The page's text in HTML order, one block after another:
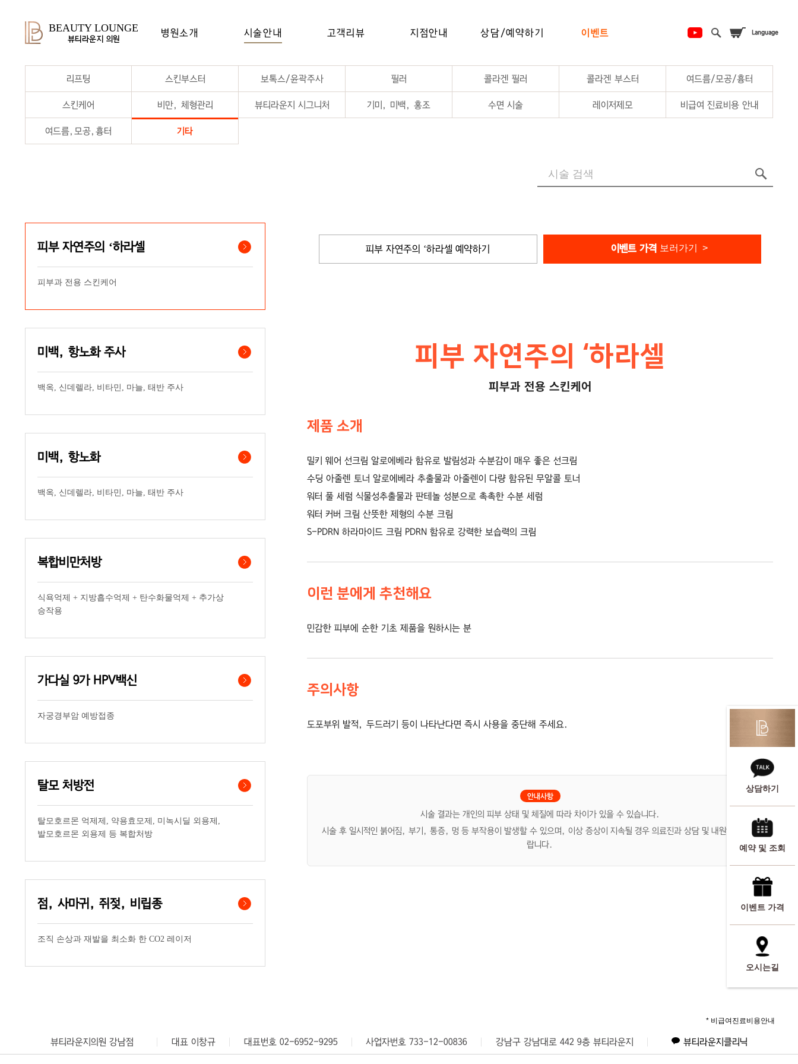
BEAUTY LOUNGE
뷰티라운지 의원
병원소개 시술안내 고객리뷰 지점안내 상담/예약하기 이벤트
리프팅 스킨부스터 보톡스/윤곽주사 필러 콜라겐 필러 콜라겐 부스터 여드름/모공/흉터
스킨케어 비만, 체형관리 뷰티라운지 시그니처 기미, 미백, 홍조 수면 시술 레이저제모 비급여 진료비용 안내
여드름,모공,흉터 기타
피부 자연주의 ‘하라셀
피부과 전용 스킨케어
미백, 항노화 주사
백옥, 신데렐라, 비타민, 마늘, 태반 주사
미백, 항노화
백옥, 신데렐라, 비타민, 마늘, 태반 주사
복합비만처방
식욕억제 + 지방흡수억제 + 탄수화물억제 + 추가상
승작용
가다실 9가 HPV백신
자궁경부암 예방접종
탈모 처방전
탈모호르몬 억제제, 약용효모제, 미녹시딜 외용제,
발모호르몬 외용제 등 복합처방
점, 사마귀, 쥐젖, 비립종
조직 손상과 재발을 최소화 한 CO2 레이저
피부 자연주의 ‘하라셀 예약하기 이벤트 가격 보러가기 >
피부 자연주의 ‘하라셀
피부과 전용 스킨케어
제품 소개
밀키 웨어 선크림 알로에베라 함유로 발림성과 수분감이 매우 좋은 선크림
수딩 아줄렌 토너 알로에베라 추출물과 아줄렌이 다량 함유된 무알콜 토너
워터 풀 세럼 식물성추출물과 판테놀 성분으로 촉촉한 수분 세럼
워터 커버 크림 산뜻한 제형의 수분 크림
S-PDRN 하라마이드 크림 PDRN 함유로 강력한 보습력의 크림
이런 분에게 추천해요
민감한 피부에 순한 기초 제품을 원하시는 분
주의사항
도포부위 발적, 두드러기 등이 나타난다면 즉시 사용을 중단해 주세요.
시술 결과는 개인의 피부 상태 및 체질에 따라 차이가 있을 수 있습니다.
시술 후 일시적인 붉어짐, 부기, 통증, 멍 등 부작용이 발생할 수 있으며, 이상 증상이 지속될 경우 의료진과 상담 및 내원하시기 바
랍니다.
* 비급여진료비용안내
뷰티라운지의원 강남점 대표 이창규 대표번호 02-6952-9295 사업자번호 733-12-00836 강남구 강남대로 442 9층 뷰티라운지
뷰티라운지클리닉
뷰티라운지의원 명동점
대표 김혜린 대표번호 02-6952-7971 사업자번호 560-20-02041 서울특별시 중구 퇴계로 109 (8층, 2431빌딩) 뷰티라운지의원 명동
상담하기
예약 및 조회
이벤트 가격
오시는길